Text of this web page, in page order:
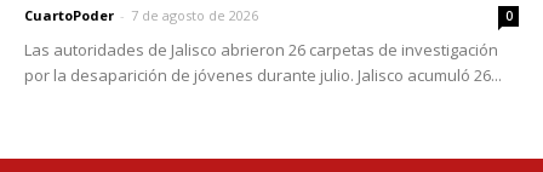
CuartoPoder - 7 de agosto de 2026 0
Las autoridades de Jalisco abrieron 26 carpetas de investigación
por la desaparición de jóvenes durante julio. Jalisco acumuló 26...